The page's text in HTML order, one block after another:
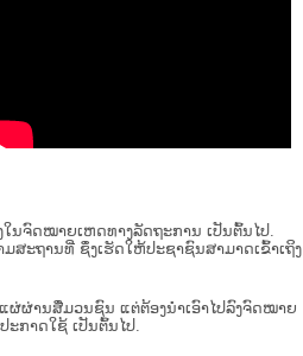
ຈົດໝາຍເຫດທາງລັດຖະການ ເປັນ​ຕົ້ນ​ໄປ.
ະຖານທີ່ ຊຶ່ງເຮັດໃຫ້ປະຊາຊົນສາມາດເຂົ້າເຖິງ
ຜ່ານສື່ມວນຊົນ ແຕ່ຕ້ອງນໍາເອົາໄປລົງຈົດໝາຍ
ກາດໃຊ້ ເປັນຕົ້ນໄປ.